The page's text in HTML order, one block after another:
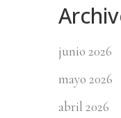
junio 2026
mayo 2026
abril 2026